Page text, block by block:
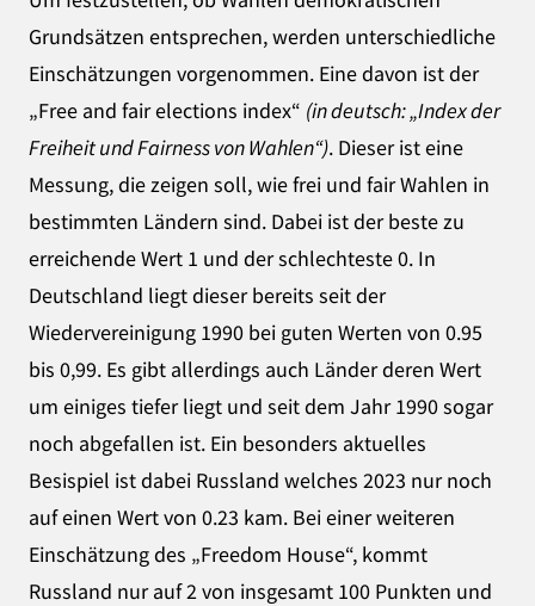
Grundsätzen entsprechen, werden unterschiedliche
Einschätzungen vorgenommen. Eine davon ist der
„Free and fair elections index“ (in deutsch: „Index der
Freiheit und Fairness von Wahlen“). Dieser ist eine
Messung, die zeigen soll, wie frei und fair Wahlen in
bestimmten Ländern sind. Dabei ist der beste zu
erreichende Wert 1 und der schlechteste 0. In
Deutschland liegt dieser bereits seit der
Wiedervereinigung 1990 bei guten Werten von 0.95
bis 0,99. Es gibt allerdings auch Länder deren Wert
um einiges tiefer liegt und seit dem Jahr 1990 sogar
noch abgefallen ist. Ein besonders aktuelles
Besispiel ist dabei Russland welches 2023 nur noch
auf einen Wert von 0.23 kam. Bei einer weiteren
Einschätzung des „Freedom House“, kommt
Russland nur auf 2 von insgesamt 100 Punkten und